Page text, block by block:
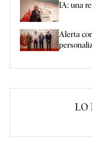
IA: una
Alerta
LO